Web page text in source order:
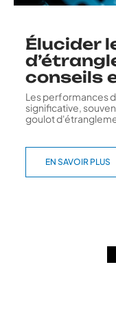
Élucider
conseils
Les performances
significative,
goulot
EN SAVOIR PLUS